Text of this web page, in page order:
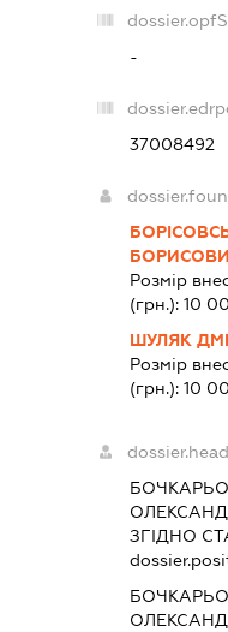
-
37008492
Розмір
(грн.): 10
ШУЛЯК
Розмір
(грн.): 10
ЗГІДНО